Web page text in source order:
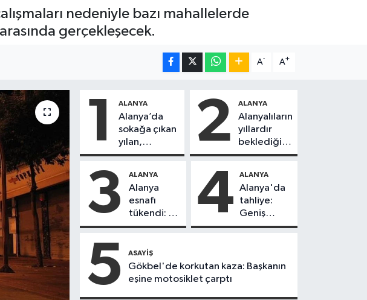
nedeniyle bazı mahallelerde
gerçekleşecek.
A- A+
1 ALANYA
Alanya’da
sokağa çıkan
yılan,
vatandaşı
2 ALANYA
Alanyalıların
yıllardır
beklediği
yol askıdan
3 ALANYA
Alanya
esnafı
tükendi: 1
ayda 150
kapandı
4 ALANYA
Alanya'da
tahliye:
Geniş
güvenlik
5 ASAYIŞ
Gökbel'de korkutan kaza: Başkanın
eşine motosiklet çarptı